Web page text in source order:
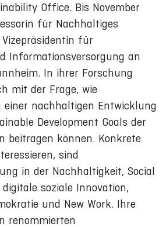
Office. Bis November
für Nachhaltiges
für
Informationsversorgung an
In ihrer Forschung
mit der Frage, wie
einer nachhaltigen Entwicklung
Development Goals der
beitragen können. Konkrete
sind
in der Nachhaltigkeit, Social
soziale Innovation,
und New Work. Ihre
renommierten